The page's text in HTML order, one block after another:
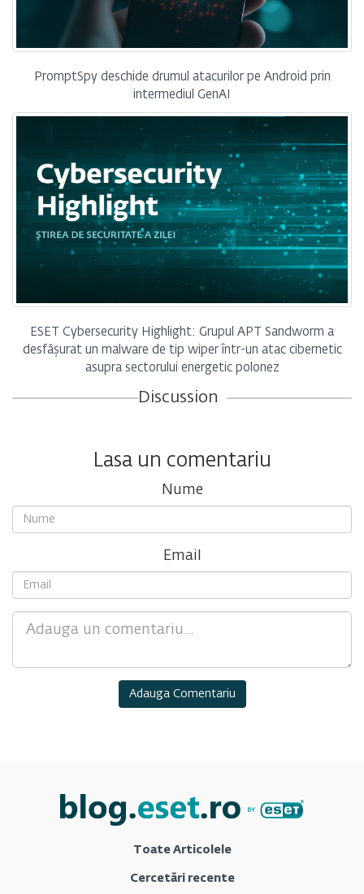
PromptSpy deschide drumul atacurilor pe Android prin
intermediul GenAI
ESET Cybersecurity Highlight: Grupul APT Sandworm a
desfășurat un malware de tip wiper într-un atac cibernetic
asupra sectorului energetic polonez
Discussion
Lasa un comentariu
Nume
Email
Toate Articolele
Cercetări recente